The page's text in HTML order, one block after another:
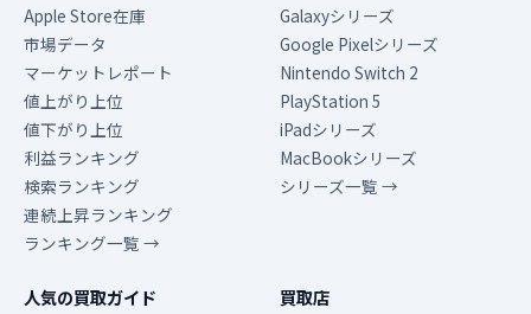
Apple Store在庫
市場データ
マーケットレポート
値上がり上位
値下がり上位
利益ランキング
検索ランキング
連続上昇ランキング
ランキング一覧 →
Galaxyシリーズ
Google Pixelシリーズ
Nintendo Switch 2
PlayStation 5
iPadシリーズ
MacBookシリーズ
シリーズ一覧 →
人気の買取ガイド 買取店